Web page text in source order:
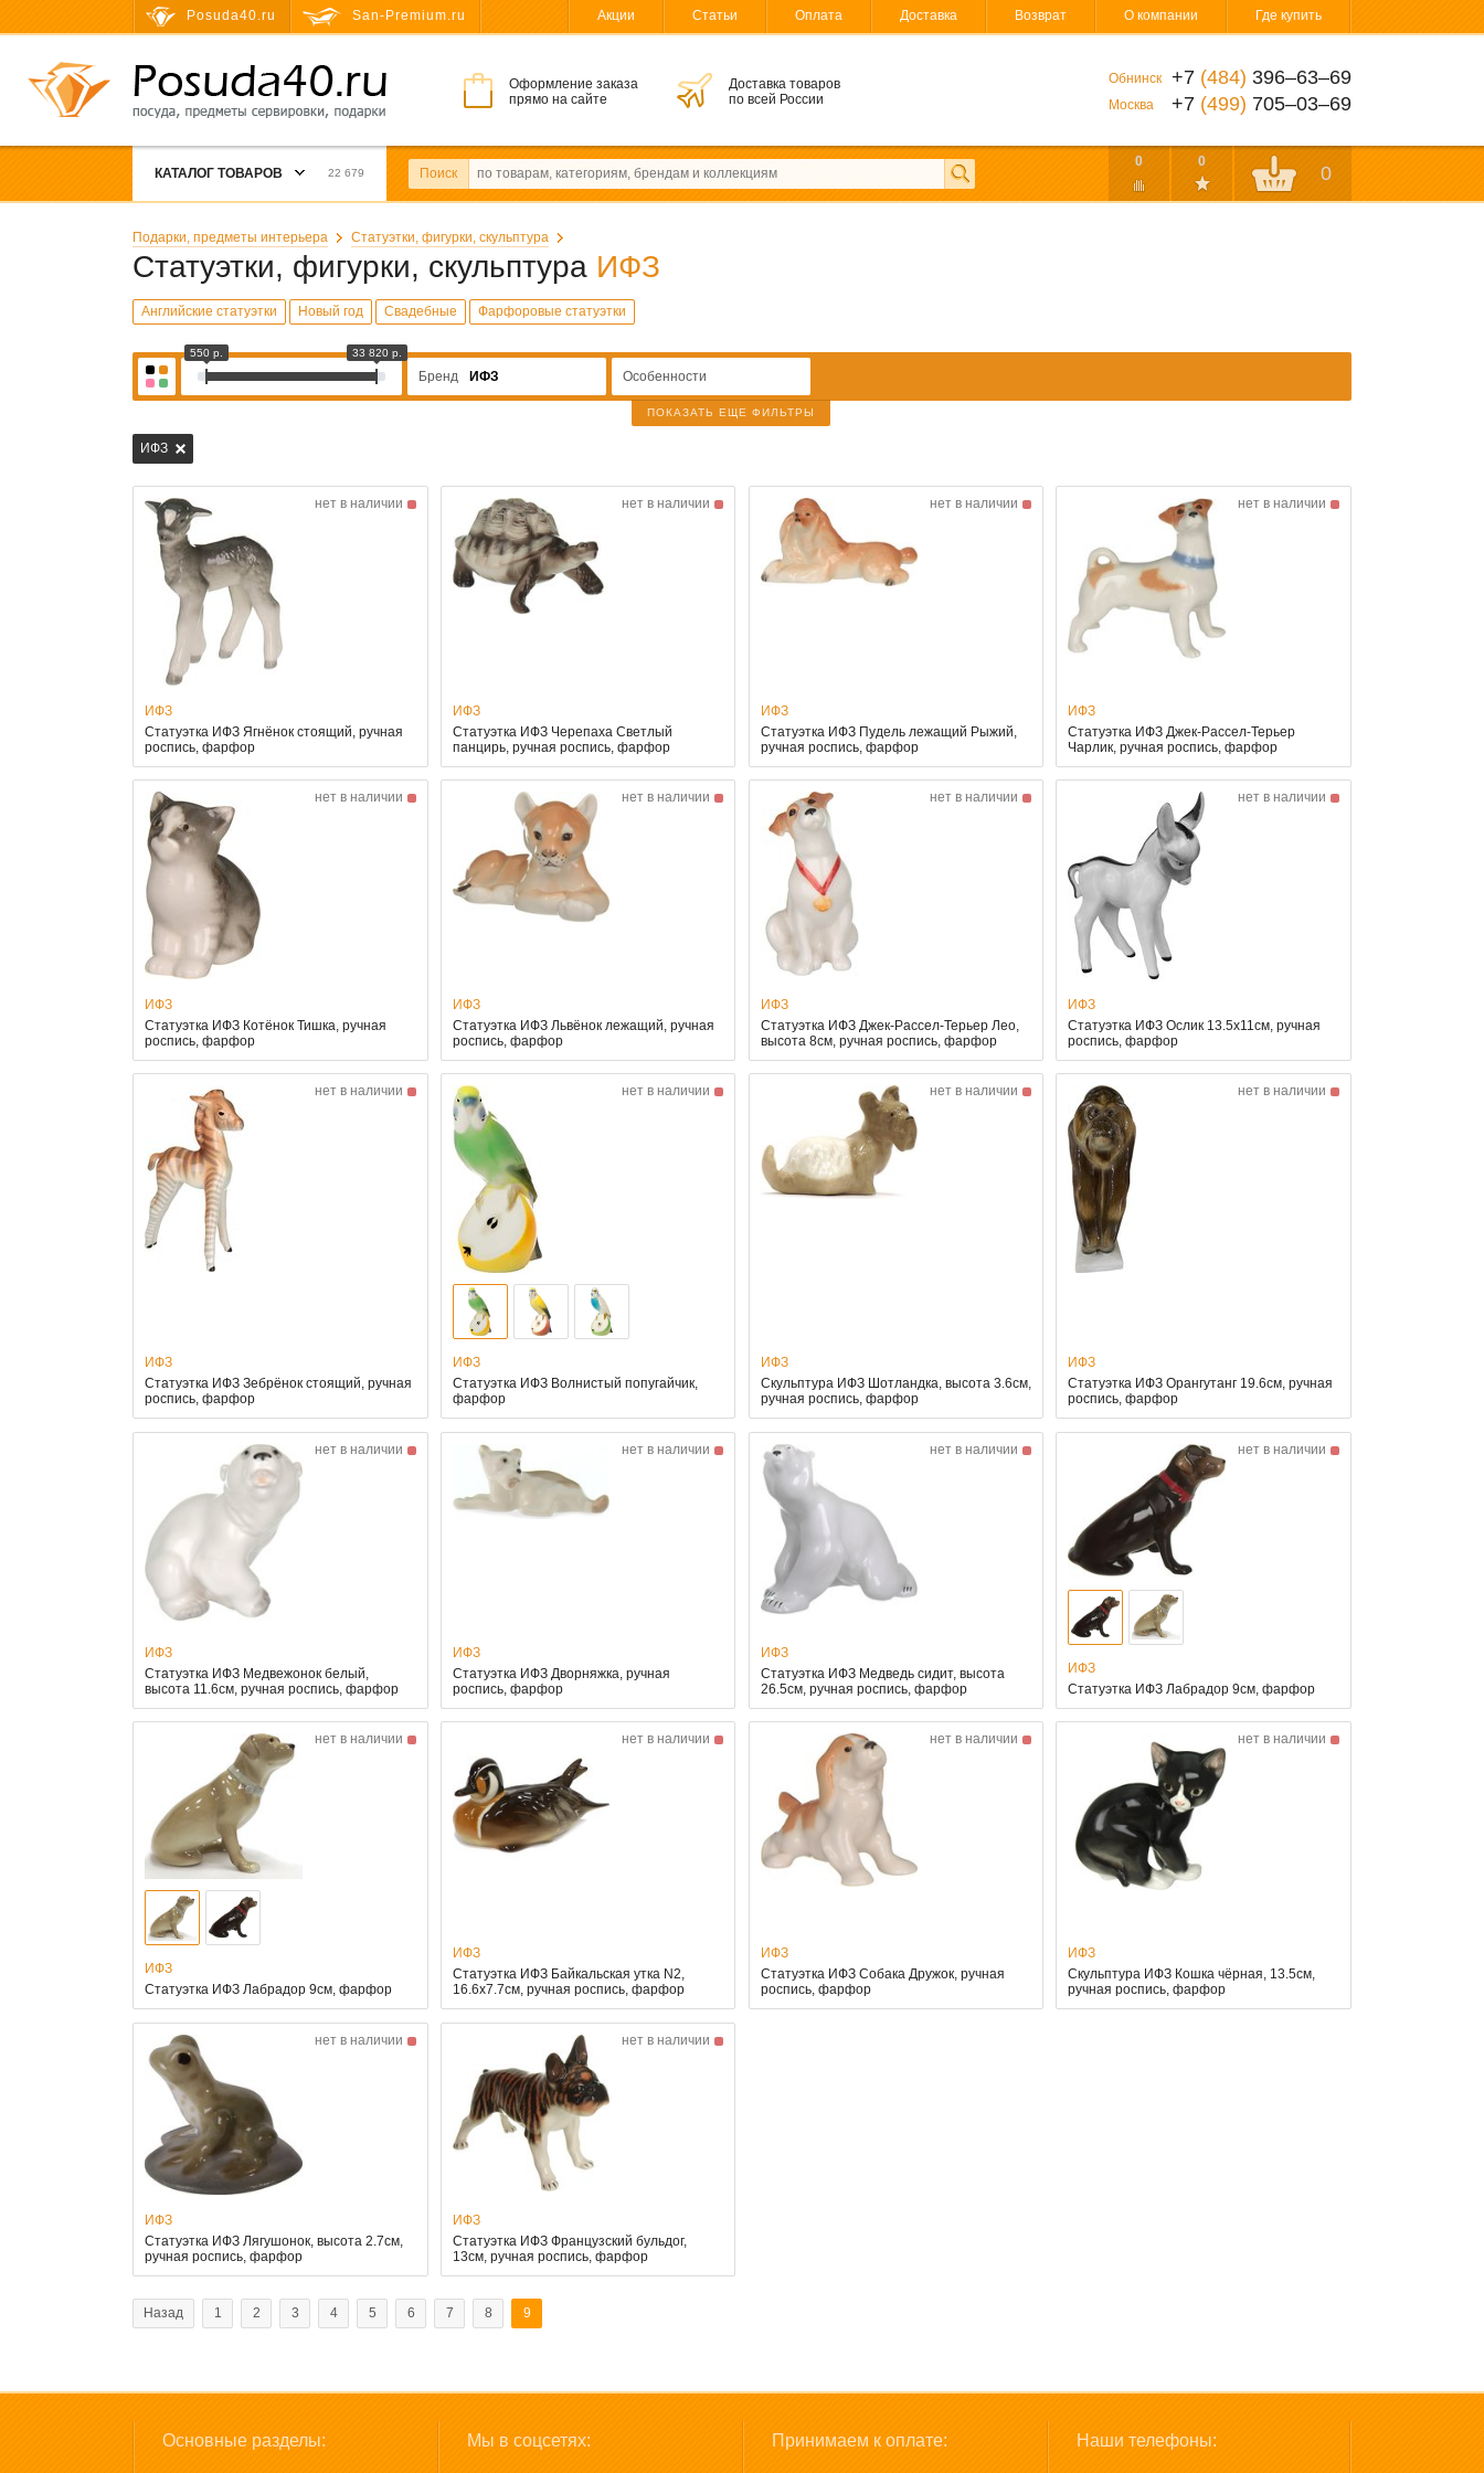
Posuda40.ru San-Premium.ru Акции Статьи Оплата Доставка Возврат О компании Где купить
Оформление заказа
прямо на сайте
Доставка товаров
по всей России
Обнинск +7 (484) 396‒63‒69
Москва +7 (499) 705‒03‒69
КАТАЛОГ ТОВАРОВ 22 679 Поиск
0 0
0
Подарки, предметы интерьера Статуэтки, фигурки, скульптура
Статуэтки, фигурки, скульптура ИФЗ
Английские статуэтки Новый год Свадебные Фарфоровые статуэтки
550 р. 33 820 р.
Бренд ИФЗ Особенности
ПОКАЗАТЬ ЕЩЕ ФИЛЬТРЫ
ИФЗ
нет в наличии
ИФЗ
Статуэтка ИФЗ Ягнёнок стоящий, ручная
роспись, фарфор
нет в наличии
ИФЗ
Статуэтка ИФЗ Черепаха Светлый
панцирь, ручная роспись, фарфор
нет в наличии
ИФЗ
Статуэтка ИФЗ Пудель лежащий Рыжий,
ручная роспись, фарфор
нет в наличии
ИФЗ
Статуэтка ИФЗ Джек-Рассел-Терьер
Чарлик, ручная роспись, фарфор
нет в наличии
ИФЗ
Статуэтка ИФЗ Котёнок Тишка, ручная
роспись, фарфор
нет в наличии
ИФЗ
Статуэтка ИФЗ Львёнок лежащий, ручная
роспись, фарфор
нет в наличии
ИФЗ
Статуэтка ИФЗ Джек-Рассел-Терьер Лео,
высота 8см, ручная роспись, фарфор
нет в наличии
ИФЗ
Статуэтка ИФЗ Ослик 13.5x11см, ручная
роспись, фарфор
нет в наличии
ИФЗ
Статуэтка ИФЗ Зебрёнок стоящий, ручная
роспись, фарфор
нет в наличии
ИФЗ
Статуэтка ИФЗ Волнистый попугайчик,
фарфор
нет в наличии
ИФЗ
Скульптура ИФЗ Шотландка, высота 3.6см,
ручная роспись, фарфор
нет в наличии
ИФЗ
Статуэтка ИФЗ Орангутанг 19.6см, ручная
роспись, фарфор
нет в наличии
ИФЗ
Статуэтка ИФЗ Медвежонок белый,
высота 11.6см, ручная роспись, фарфор
нет в наличии
ИФЗ
Статуэтка ИФЗ Дворняжка, ручная
роспись, фарфор
нет в наличии
ИФЗ
Статуэтка ИФЗ Медведь сидит, высота
26.5см, ручная роспись, фарфор
нет в наличии
ИФЗ
Статуэтка ИФЗ Лабрадор 9см, фарфор
нет в наличии
ИФЗ
Статуэтка ИФЗ Лабрадор 9см, фарфор
нет в наличии
ИФЗ
Статуэтка ИФЗ Байкальская утка N2,
16.6x7.7см, ручная роспись, фарфор
нет в наличии
ИФЗ
Статуэтка ИФЗ Собака Дружок, ручная
роспись, фарфор
нет в наличии
ИФЗ
Скульптура ИФЗ Кошка чёрная, 13.5см,
ручная роспись, фарфор
нет в наличии
ИФЗ
Статуэтка ИФЗ Лягушонок, высота 2.7см,
ручная роспись, фарфор
нет в наличии
ИФЗ
Статуэтка ИФЗ Французский бульдог,
13см, ручная роспись, фарфор
Назад 1 2 3 4 5 6 7 8 9
Основные разделы: Мы в соцсетях: Принимаем к оплате: Наши телефоны: